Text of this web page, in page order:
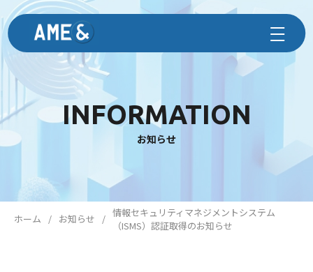
INFORMATION
お知らせ
ホーム お知らせ
情報セキュリティマネジメントシステム
（ISMS）認証取得のお知らせ